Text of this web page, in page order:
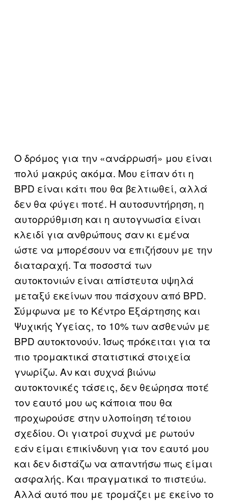
Ο δρόμος για την «ανάρρωσή» μου είναι
πολύ μακρύς ακόμα. Μου είπαν ότι η
BPD είναι κάτι που θα βελτιωθεί, αλλά
δεν θα φύγει ποτέ. Η αυτοσυντήρηση, η
αυτορρύθμιση και η αυτογνωσία είναι
κλειδί για ανθρώπους σαν κι εμένα
ώστε να μπορέσουν να επιζήσουν με την
διαταραχή. Τα ποσοστά των
αυτοκτονιών είναι απίστευτα υψηλά
μεταξύ εκείνων που πάσχουν από BPD.
Σύμφωνα με το Κέντρο Εξάρτησης και
Ψυχικής Υγείας, το 10% των ασθενών με
BPD αυτοκτονούν. Ίσως πρόκειται για τα
πιο τρομακτικά στατιστικά στοιχεία
γνωρίζω. Αν και συχνά βιώνω
αυτοκτονικές τάσεις, δεν θεώρησα ποτέ
τον εαυτό μου ως κάποια που θα
προχωρούσε στην υλοποίηση τέτοιου
σχεδίου. Οι γιατροί συχνά με ρωτούν
εάν είμαι επικίνδυνη για τον εαυτό μου
και δεν διστάζω να απαντήσω πως είμαι
ασφαλής. Και πραγματικά το πιστεύω.
Αλλά αυτό που με τρομάζει με εκείνο το